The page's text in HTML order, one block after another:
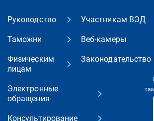
Руководство
Таможни
Физическим
лицам
Участникам ВЭД
Веб-камеры
Законодательство
Электронные
обращения
Консультирование